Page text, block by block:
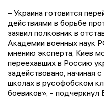
– Украина готовится
действиями в борьбе
заявил полковник в
Академии военных наук
мнению эксперта, Киев
переехавших в Россию
задействовано, начиная
школах в русофобском
боевиков», - подчеркнул